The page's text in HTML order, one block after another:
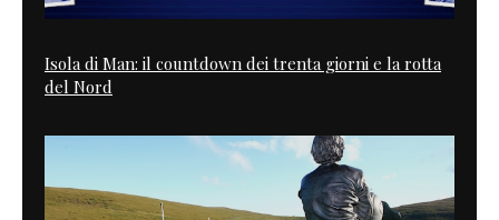
Isola di Man: il countdown dei trenta giorni e la rotta
del Nord